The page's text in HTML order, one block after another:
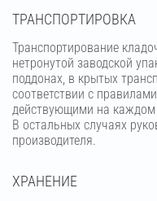
ТРАНСПОРТИРОВКА
Транспортирование
нетронутой заводской
поддонах, в крытых
соответствии с
действующими на каждом
В остальных случаях
производителя.
ХРАНЕНИЕ